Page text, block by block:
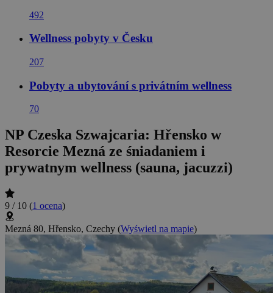
492
Wellness pobyty v Česku
207
Pobyty a ubytování s privátním wellness
70
NP Czeska Szwajcaria: Hřensko w
Resorcie Mezná ze śniadaniem i
prywatnym wellness (sauna, jacuzzi)
9 / 10 (1 ocena)
Mezná 80, Hřensko, Czechy (Wyświetl na mapie)